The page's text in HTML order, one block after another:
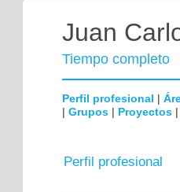
Juan
Tiempo completo
Perfil profesional |
| Grupos | Proyectos
Perfil profesional